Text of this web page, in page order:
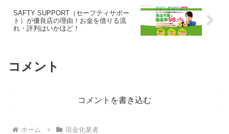
SAFTY SUPPORT（セーフティサポー
ト）が優良店の理由！お金を借りる流
れ・評判はいかほど！
コメント
コメントを書き込む
ホーム 現金化業者